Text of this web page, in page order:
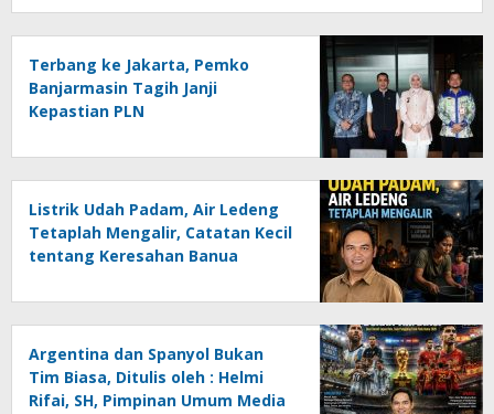
Terbang ke Jakarta, Pemko
Banjarmasin Tagih Janji
Kepastian PLN
Listrik Udah Padam, Air Ledeng
Tetaplah Mengalir, Catatan Kecil
tentang Keresahan Banua
Ancaman Lingkungan, Oleh :
Helmi Rifai, SH
Argentina dan Spanyol Bukan
Tim Biasa, Ditulis oleh : Helmi
Rifai, SH, Pimpinan Umum Media